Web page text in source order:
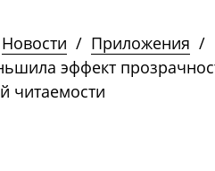
Новости / Приложения /
эффект
читаемости